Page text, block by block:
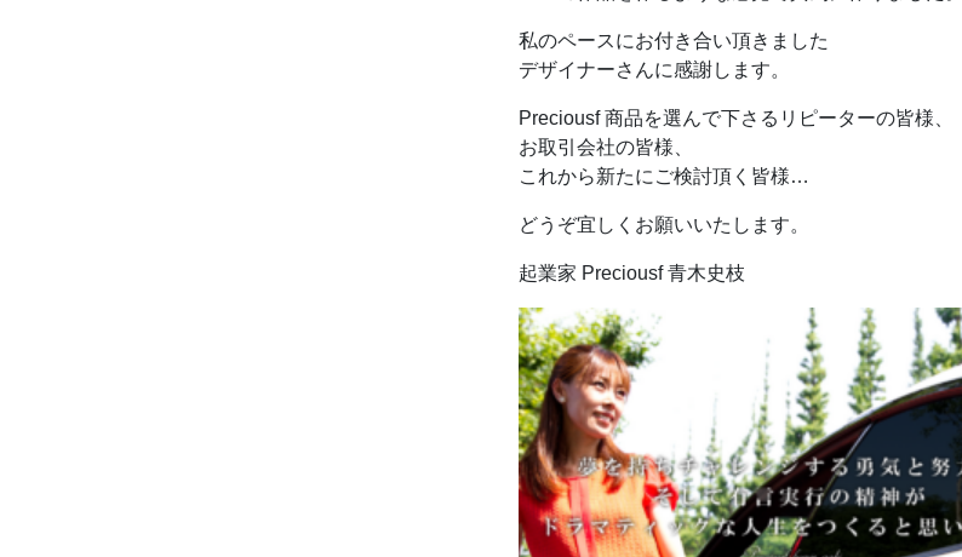
私のペースにお付き合い頂きました
デザイナーさんに感謝します。
Preciousf 商品を選んで下さるリピーターの皆様、
お取引会社の皆様、
これから新たにご検討頂く皆様…
どうぞ宜しくお願いいたします。
起業家 Preciousf 青木史枝